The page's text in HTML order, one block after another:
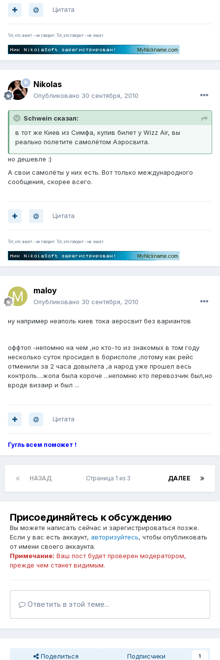
Цитата
Тот, кто знает - не говорит. Тот, кто говорит - не знает.
Nikolas
Опубликовано 30 сентября, 2010
Schwein сказал:
в тот же Киев из Симфа, купив билет у Wizz Air, вы
реально полетите самолётом Аэросвита.
но дешевле :)
А свои самолёты у них есть. Вот только международного
сообщения, скорее всего.
Цитата
Тот, кто знает - не говорит. Тот, кто говорит - не знает.
maloy
Опубликовано 30 сентября, 2010
ну например неаполь киев тока аеросвит без вариантов
оффтоп -непомню на чем ,но кто-то из знакомых в том году
несколько суток просидел в борисполе ,потому как рейс
отменили за 2 часа довылета ,а народ уже прошел весь
контроль....жопа была короче ...непомню кто перевозчик был,но
вроде визаир и был ...
Цитата
Гугль всем поможет !
НАЗАД ДАЛЕЕ
Страница 1 из 3
Присоединяйтесь к обсуждению
Вы можете написать сейчас и зарегистрироваться позже.
Если у вас есть аккаунт, авторизуйтесь, чтобы опубликовать
от имени своего аккаунта.
Примечание: Ваш пост будет проверен модератором,
прежде чем станет видимым.
Ответить в этой теме...
Поделиться Подписчики 1